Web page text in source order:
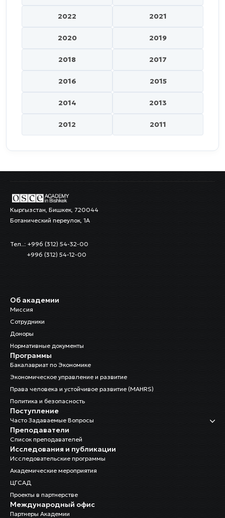
2022 2021
2020 2019
2018 2017
2016 2015
2014 2013
2012 2011
Кыргызстан, Бишкек, 720044
Ботанический переулок, 1А
Тел..: +996 (312) 54-32-00
+996 (312) 54-12-00
Об академии
Миссия
Сотрудники
Доноры
Нормативные документы
Программы
Бакалавриат по Экономике
Экономическое управление и развитие
Права человека и устойчивое развитие (MAHRS)
Политика и безопасность
Поступление
Часто Задаваемые Вопросы
Преподаватели
Список преподавателей
Исследования и публикации
Исследовательские программы
Академические мероприятия
ЦГСАД
Проекты в партнерстве
Международный офис
Партнеры Академии